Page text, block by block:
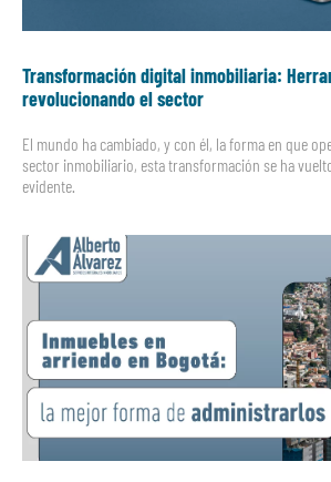
Transformación digital inmobiliaria:
revolucionando el sector
El mundo ha cambiado, y con él, la forma en que
sector inmobiliario, esta transformación se ha
evidente.